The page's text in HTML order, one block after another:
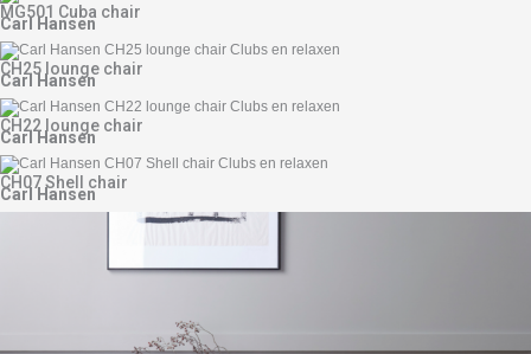
MG501 Cuba chair
Carl Hansen
CH25 lounge chair
Carl Hansen
CH22 lounge chair
Carl Hansen
CH07 Shell chair
Carl Hansen